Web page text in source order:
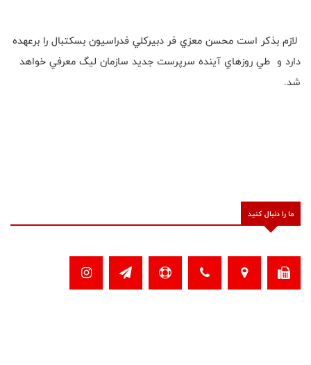
لازم بذكر است محسن معزي فر دبيركلي فدراسيون بسكتبال را برعهده
دارد و طي روزهاي آينده سرپرست جديد سازمان ليگ معرفي خواهد
شد.
ما را دنبال کنید